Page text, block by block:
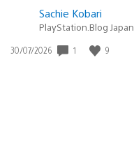
Sachie Kobari
PlayStation.Blog Japan
Date
30/07/2026 1 9